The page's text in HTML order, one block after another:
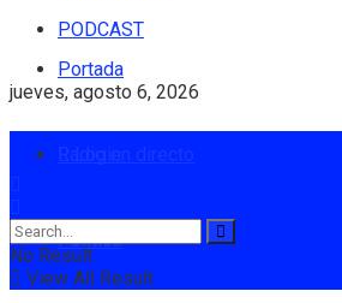
PODCAST
jueves, agosto 6, 2026
Portada
Política
No Result
View All Result